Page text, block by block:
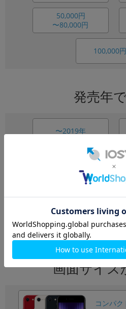
50,000円
〜80,000円
100,000
発売年
〜2019年
2025年
画面サイズ
コンパク